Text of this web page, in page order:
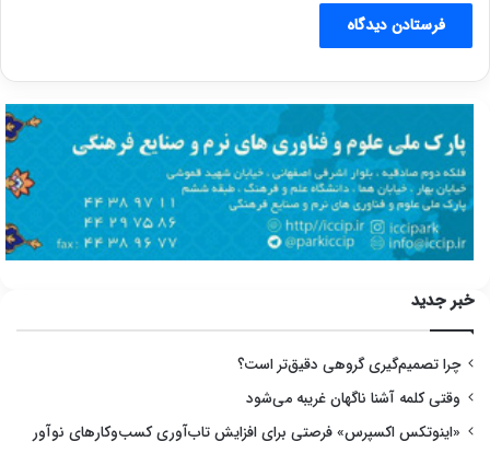
خبر جدید
چرا تصمیم‌گیری گروهی دقیق‌تر است؟
وقتی کلمه آشنا ناگهان غریبه می‌شود
«اینوتکس اکسپرس» فرصتی برای افزایش تاب‌آوری کسب‌وکارهای نوآور